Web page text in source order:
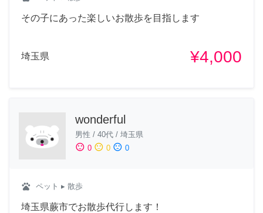
その子にあった楽しいお散歩を目指します
埼玉県 ¥4,000
wonderful
男性 / 40代 / 埼玉県
sentiment_satisfied 0 sentiment_neutral 0 sentiment_dissatisfied 0
pets ペット ▸ 散歩
埼玉県蕨市でお散歩代行します！